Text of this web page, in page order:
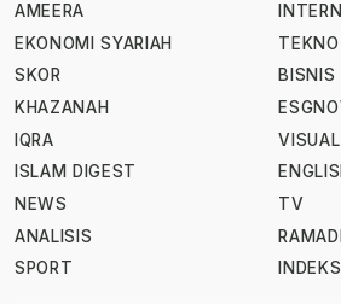
AMEERA
EKONOMI SYARIAH
SKOR
KHAZANAH
IQRA
ISLAM DIGEST
NEWS
ANALISIS
SPORT
TEKNO
BISNIS
VISUAL
TV
INDEKS